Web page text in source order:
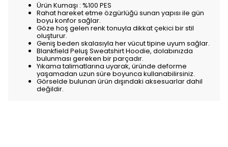
Ürün Kumaşı : %100 PES
Rahat hareket etme özgürlüğü sunan yapısı ile gün
boyu konfor sağlar.
Göze hoş gelen renk tonuyla dikkat çekici bir stil
oluşturur.
Geniş beden skalasıyla her vücut tipine uyum sağlar.
Blankfield Peluş Sweatshirt Hoodie, dolabınızda
bulunması gereken bir parçadır.
Yıkama talimatlarına uyarak, üründe deforme
yaşamadan uzun süre boyunca kullanabilirsiniz.
Görselde bulunan ürün dışındaki aksesuarlar dahil
değildir.